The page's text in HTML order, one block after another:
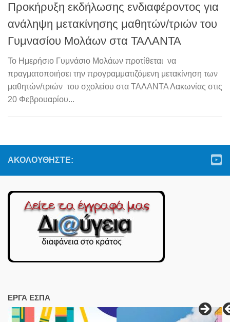
Προκήρυξη εκδήλωσης ενδιαφέροντος για
ανάληψη μετακίνησης μαθητών/τριών του
Γυμνασίου Μολάων στα ΤΑΛΑΝΤΑ
Το Ημερήσιο Γυμνάσιο Μολάων προτίθεται να
πραγματοποιήσει την προγραμματιζόμενη μετακίνηση των
μαθητών/τριών του σχολείου στα ΤΑΛΑΝΤΑ Λακωνίας στις
20 Φεβρουαρίου...
ΑΚΟΛΟΥΘΉΣΤΕ:
ΕΡΓΑ ΕΣΠΑ